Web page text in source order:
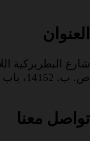
العنوان
شارع البطريركية
ص. ب. 14152، باب الخليل، القدس 9114101
تواصل معنا